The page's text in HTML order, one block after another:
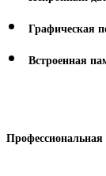
Графическая
Встроенная
Профессиональная